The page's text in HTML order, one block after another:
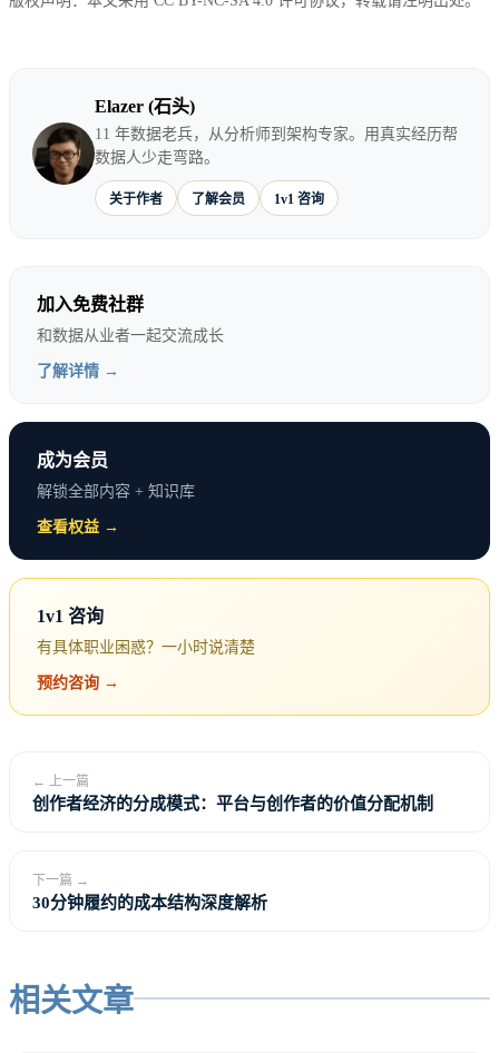
收入构成（2024年数据）：
游戏业务：124亿元（占比44%），同比下降8%
会员收入：45亿元（占比16%），同比增长35%
其他业务：24亿元（占比8%），同比增长42%
站商业化模式的脆弱性。B站过度依赖游戏收入的模
式已不可持续。
pie title B站2024年收入结构
    "广告收入" : 32
商业化困境的深层分析
Elazer (石头)
11 年数据老兵，从分析师到架构专家。用真实经历帮
数据人少走弯路。
关于作者 了解会员 1v1 咨询
加入免费社群
和数据从业者一起交流成长
了解详情 →
成为会员
解锁全部内容 + 知识库
查看权益 →
1v1 咨询
有具体职业困惑？一小时说清楚
预约咨询 →
← 上一篇
创作者经济的分成模式：平台与创作者的价值分配机制
下一篇 →
30分钟履约的成本结构深度解析
相关文章